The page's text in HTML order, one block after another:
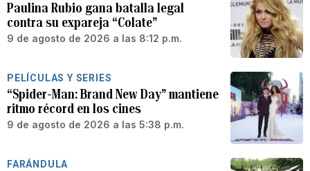
Paulina Rubio gana batalla legal
contra su expareja “Colate”
9 de agosto de 2026 a las 8:12 p.m.
PELÍCULAS Y SERIES
“Spider-Man: Brand New Day” mantiene
ritmo récord en los cines
9 de agosto de 2026 a las 5:38 p.m.
FARÁNDULA